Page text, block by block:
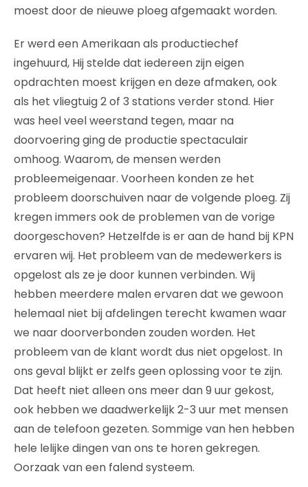
moest door de nieuwe ploeg afgemaakt worden.
Er werd een Amerikaan als productiechef
ingehuurd, Hij stelde dat iedereen zijn eigen
opdrachten moest krijgen en deze afmaken, ook
als het vliegtuig 2 of 3 stations verder stond. Hier
was heel veel weerstand tegen, maar na
doorvoering ging de productie spectaculair
omhoog. Waarom, de mensen werden
probleemeigenaar. Voorheen konden ze het
probleem doorschuiven naar de volgende ploeg. Zij
kregen immers ook de problemen van de vorige
doorgeschoven? Hetzelfde is er aan de hand bij KPN
ervaren wij. Het probleem van de medewerkers is
opgelost als ze je door kunnen verbinden. Wij
hebben meerdere malen ervaren dat we gewoon
helemaal niet bij afdelingen terecht kwamen waar
we naar doorverbonden zouden worden. Het
probleem van de klant wordt dus niet opgelost. In
ons geval blijkt er zelfs geen oplossing voor te zijn.
Dat heeft niet alleen ons meer dan 9 uur gekost,
ook hebben we daadwerkelijk 2-3 uur met mensen
aan de telefoon gezeten. Sommige van hen hebben
hele lelijke dingen van ons te horen gekregen.
Oorzaak van een falend systeem.